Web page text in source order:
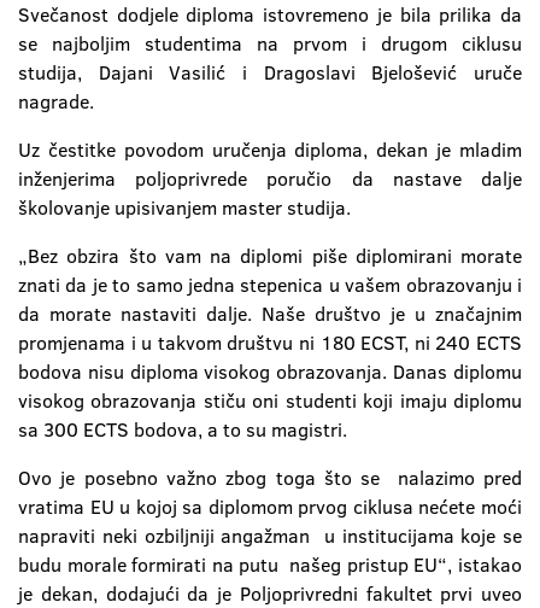
Svečanost dodjele diploma istovremeno je bila prilika da
se najboljim studentima na prvom i drugom ciklusu
studija, Dajani Vasilić i Dragoslavi Bjelošević uruče
nagrade.
Uz čestitke povodom uručenja diploma, dekan je mladim
inženjerima poljoprivrede poručio da nastave dalje
školovanje upisivanjem master studija.
„Bez obzira što vam na diplomi piše diplomirani morate
znati da je to samo jedna stepenica u vašem obrazovanju i
da morate nastaviti dalje. Naše društvo je u značajnim
promjenama i u takvom društvu ni 180 ECST, ni 240 ECTS
bodova nisu diploma visokog obrazovanja. Danas diplomu
visokog obrazovanja stiču oni studenti koji imaju diplomu
sa 300 ECTS bodova, a to su magistri.
Ovo je posebno važno zbog toga što se nalazimo pred
vratima EU u kojoj sa diplomom prvog ciklusa nećete moći
napraviti neki ozbiljniji angažman u institucijama koje se
budu morale formirati na putu našeg pristup EU“, istakao
je dekan, dodajući da je Poljoprivredni fakultet prvi uveo